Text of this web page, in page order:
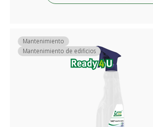
Mantenimiento
Mantenimiento de edificios